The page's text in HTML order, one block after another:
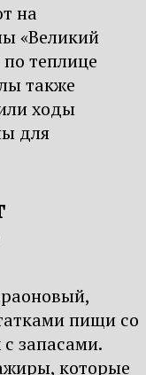
на
«Великий
теплице
также
ходы
для
пищи со
запасами.
которые